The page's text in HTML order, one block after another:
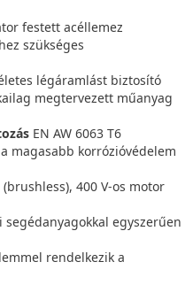
festett acéllemez
szükséges
légáramlást biztosító
megtervezett műanyag
EN AW 6063 T6
a magasabb korrózióvédelem
400 V-os motor
segédanyagokkal egyszerűen
rendelkezik a